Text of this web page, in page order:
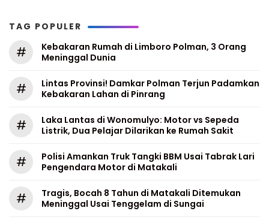
TAG POPULER
#
Kebakaran Rumah di Limboro Polman, 3 Orang
Meninggal Dunia
#
Lintas Provinsi! Damkar Polman Terjun Padamkan
Kebakaran Lahan di Pinrang
#
Laka Lantas di Wonomulyo: Motor vs Sepeda
Listrik, Dua Pelajar Dilarikan ke Rumah Sakit
#
Polisi Amankan Truk Tangki BBM Usai Tabrak Lari
Pengendara Motor di Matakali
#
Tragis, Bocah 8 Tahun di Matakali Ditemukan
Meninggal Usai Tenggelam di Sungai